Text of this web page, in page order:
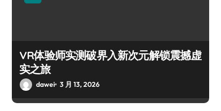
VR体验师实测破界入新次元解锁震撼虚
实之旅
dawei 3 月 13, 2026